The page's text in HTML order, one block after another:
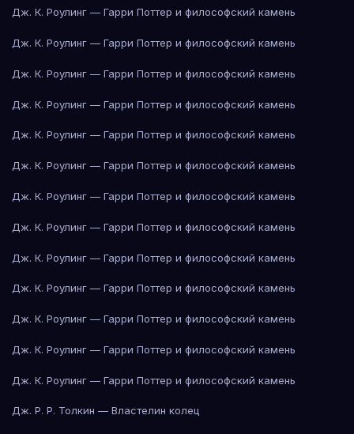
Дж. К. Роулинг — Гарри Поттер и философский камень
Дж. К. Роулинг — Гарри Поттер и философский камень
Дж. К. Роулинг — Гарри Поттер и философский камень
Дж. К. Роулинг — Гарри Поттер и философский камень
Дж. К. Роулинг — Гарри Поттер и философский камень
Дж. К. Роулинг — Гарри Поттер и философский камень
Дж. К. Роулинг — Гарри Поттер и философский камень
Дж. К. Роулинг — Гарри Поттер и философский камень
Дж. К. Роулинг — Гарри Поттер и философский камень
Дж. К. Роулинг — Гарри Поттер и философский камень
Дж. К. Роулинг — Гарри Поттер и философский камень
Дж. К. Роулинг — Гарри Поттер и философский камень
Дж. К. Роулинг — Гарри Поттер и философский камень
Дж. Р. Р. Толкин — Властелин колец